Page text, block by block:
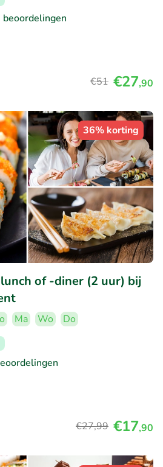
beoordelingen
€51 €27,90
36% korting
of -diner (2 uur) bij
Ma Wo
Do
€27,99 €17,90